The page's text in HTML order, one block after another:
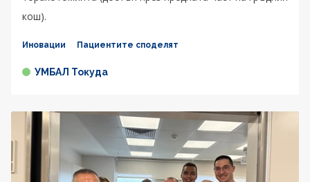
кош).
Иновации Пациентите споделят
УМБАЛ Токуда